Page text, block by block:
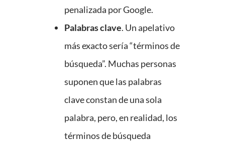
penalizada por Google.
Palabras clave. Un apelativo
más exacto sería “términos de
búsqueda”. Muchas personas
suponen que las palabras
clave constan de una sola
palabra, pero, en realidad, los
términos de búsqueda